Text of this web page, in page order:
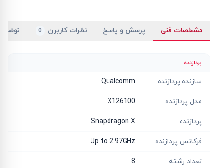
مشخصات فنی پرسش و پاسخ نظرات کاربران 0
پردازنده
سازنده پردازنده Qualcomm
مدل پردازنده X126100
پردازنده Snapdragon X
فرکانس پردازنده Up to 2.97GHz
تعداد رشته 8